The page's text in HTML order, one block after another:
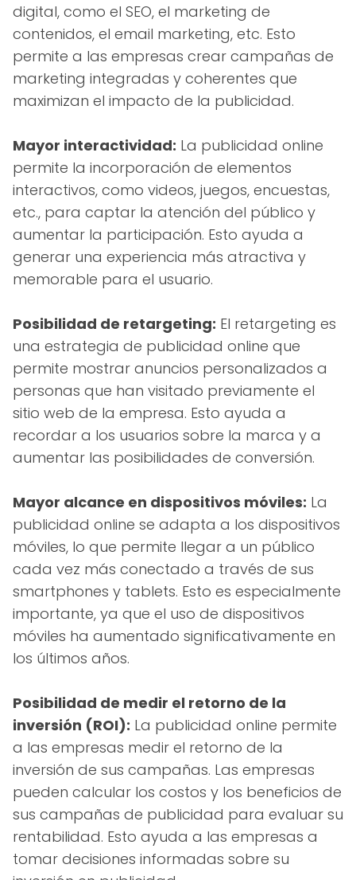
digital, como el SEO, el marketing de
contenidos, el email marketing, etc. Esto
permite a las empresas crear campañas de
marketing integradas y coherentes que
maximizan el impacto de la publicidad.
Mayor interactividad: La publicidad online
permite la incorporación de elementos
interactivos, como videos, juegos, encuestas,
etc., para captar la atención del público y
aumentar la participación. Esto ayuda a
generar una experiencia más atractiva y
memorable para el usuario.
Posibilidad de retargeting: El retargeting es
una estrategia de publicidad online que
permite mostrar anuncios personalizados a
personas que han visitado previamente el
sitio web de la empresa. Esto ayuda a
recordar a los usuarios sobre la marca y a
aumentar las posibilidades de conversión.
Mayor alcance en dispositivos móviles: La
publicidad online se adapta a los dispositivos
móviles, lo que permite llegar a un público
cada vez más conectado a través de sus
smartphones y tablets. Esto es especialmente
importante, ya que el uso de dispositivos
móviles ha aumentado significativamente en
los últimos años.
Posibilidad de medir el retorno de la
inversión (ROI): La publicidad online permite
a las empresas medir el retorno de la
inversión de sus campañas. Las empresas
pueden calcular los costos y los beneficios de
sus campañas de publicidad para evaluar su
rentabilidad. Esto ayuda a las empresas a
tomar decisiones informadas sobre su